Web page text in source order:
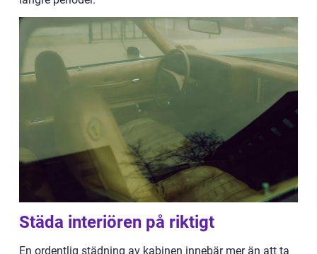
Städa interiören på riktigt
En ordentlig städning av kabinen innebär mer än att ta